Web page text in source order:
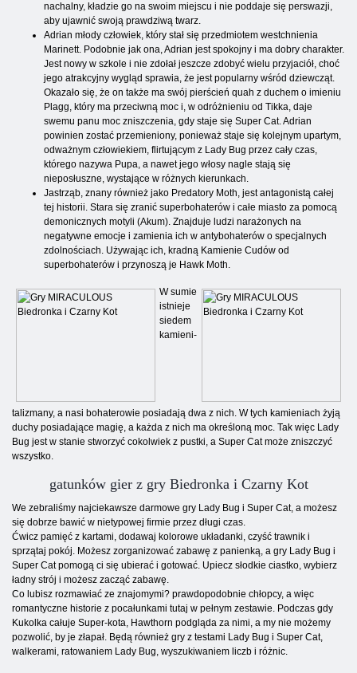
nachalny, kładzie go na swoim miejscu i nie poddaje się perswazji,
aby ujawnić swoją prawdziwą twarz.
Adrian młody człowiek, który stał się przedmiotem westchnienia
Marinett. Podobnie jak ona, Adrian jest spokojny i ma dobry charakter.
Jest nowy w szkole i nie zdołał jeszcze zdobyć wielu przyjaciół, choć
jego atrakcyjny wygląd sprawia, że ​​jest popularny wśród dziewcząt.
Okazało się, że on także ma swój pierścień quah z duchem o imieniu
Plagg, który ma przeciwną moc i, w odróżnieniu od Tikka, daje
swemu panu moc zniszczenia, gdy staje się Super Cat. Adrian
powinien zostać przemieniony, ponieważ staje się kolejnym upartym,
odważnym człowiekiem, flirtującym z Lady Bug przez cały czas,
którego nazywa Pupa, a nawet jego włosy nagle stają się
nieposłuszne, wystające w różnych kierunkach.
Jastrząb, znany również jako Predatory Moth, jest antagonistą całej
tej historii. Stara się zranić superbohaterów i całe miasto za pomocą
demonicznych motyli (Akum). Znajduje ludzi narażonych na
negatywne emocje i zamienia ich w antybohaterów o specjalnych
zdolnościach. Używając ich, kradną Kamienie Cudów od
superbohaterów i przynoszą je Hawk Moth.
W sumie
istnieje
siedem
kamieni-
talizmany, a nasi bohaterowie posiadają dwa z nich. W tych kamieniach żyją
duchy posiadające magię, a każda z nich ma określoną moc. Tak więc Lady
Bug jest w stanie stworzyć cokolwiek z pustki, a Super Cat może zniszczyć
wszystko.
gatunków gier z gry Biedronka i Czarny Kot
We zebraliśmy najciekawsze darmowe gry Lady Bug i Super Cat, a możesz
się dobrze bawić w nietypowej firmie przez długi czas.
Ćwicz pamięć z kartami, dodawaj kolorowe układanki, czyść trawnik i
sprzątaj pokój. Możesz zorganizować zabawę z panienką, a gry Lady Bug i
Super Cat pomogą ci się ubierać i gotować. Upiecz słodkie ciastko, wybierz
ładny strój i możesz zacząć zabawę.
Co lubisz rozmawiać ze znajomymi? prawdopodobnie chłopcy, a więc
romantyczne historie z pocałunkami tutaj w pełnym zestawie. Podczas gdy
Kukolka całuje Super-kota, Hawthorn podgląda za nimi, a my nie możemy
pozwolić, by je złapał. Będą również gry z testami Lady Bug i Super Cat,
walkerami, ratowaniem Lady Bug, wyszukiwaniem liczb i różnic.